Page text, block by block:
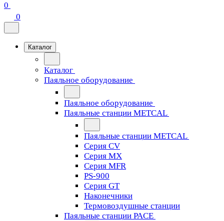
0
0
Каталог
Каталог
Паяльное оборудование
Паяльное оборудование
Паяльные станции METCAL
Паяльные станции METCAL
Серия CV
Серия MX
Серия MFR
PS-900
Серия GT
Наконечники
Термовоздушные станции
Паяльные станции PACE